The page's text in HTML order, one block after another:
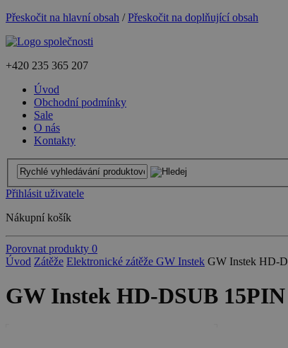
Přeskočit na hlavní obsah /Přeskočit na doplňující obsah
+420 235 365 207
Úvod
Obchodní podmínky
Sale
O nás
Kontakty
Přihlásit uživatele
Nákupní košík
Porovnat produkty 0
Úvod Zátěže Elektronické zátěže GW Instek GW Instek HD-
GW Instek HD-DSUB